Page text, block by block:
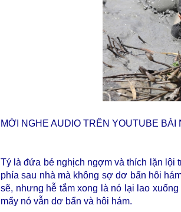
MỜI NGHE AUDIO TRÊN YOUTUBE BÀI
Tý là đứa bé nghịch ngợm và thích lặn lội
phía sau nhà mà không sợ dơ bẩn hôi
sẽ, nhưng hễ tắm xong là nó lại lao
mẩy nó vẫn dơ bẩn và hôi hám.